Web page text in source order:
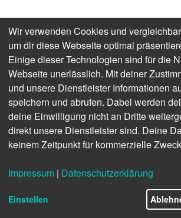
Die vergangenen Jahre verliefen nach dem
Schlimmste, das wir uns vorstellen können?“ –
Internet- und Marketing-Branche. In den
öffentlich zugänglichen Internets war es
möchten wir haben? Können wir uns das
alle Informationen der Welt für alle zugänglich
Entfernungen hinweg in Kontakt zu bleiben mit
in Text, Bild und Video. Diese Träume wurden
Und das ist immer noch möglich: die Welt so zu
Vorstellungskraft, Engagement und Taten.
Weg also von „Twitter ist kaputt“ hin zu „Auf
Wir verwenden Cookies und
um dir diese Webseite optimal
Einige dieser Technologien sind für die
Webseite unerlässlich. Mit deiner
und unsere Dienstleister Informationen
speichern und abrufen. Dabei werden
deine Einwilligung nicht an Dritte
direkt unsere Dienstleister sind. Deine
keinem Zeitpunkt für kommerzielle
Impressum | Datenschutzerklärung
Einstellen